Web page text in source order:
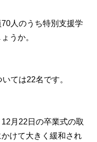
人のうち特別支援学
うか。
ては22名です。
月22日の卒業式の取
けて大きく緩和され